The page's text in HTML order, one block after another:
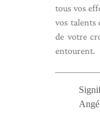
tous vos
vos talents
de votre
entourent.